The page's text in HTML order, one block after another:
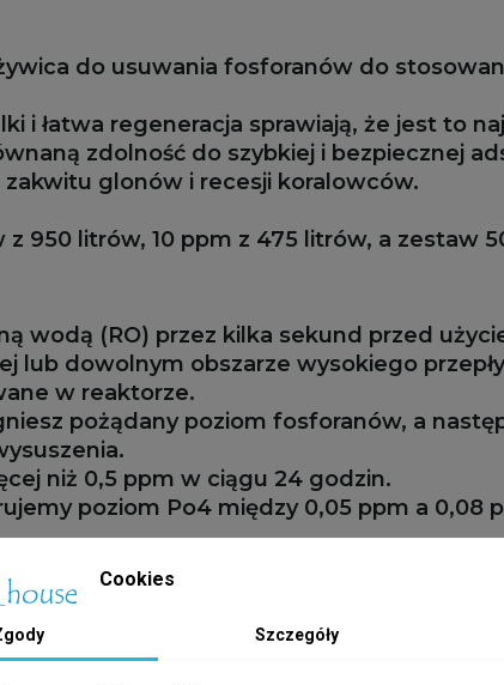
do usuwania fosforanów do
i łatwa regeneracja sprawiają, że jest to
zdolność do szybkiej i bezpiecznej
zakwitu glonów i recesji koralowców.
950 litrów, 10 ppm z 475 litrów, a zestaw
wodą (RO) przez kilka sekund przed
lub dowolnym obszarze wysokiego
w reaktorze.
pożądany poziom fosforanów, a
niż 0,5 ppm w ciągu 24 godzin.
poziom Po4 między 0,05 ppm a 0,08
Cookies
Szczegóły